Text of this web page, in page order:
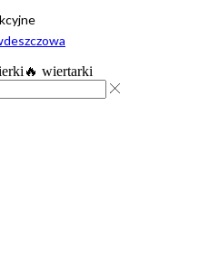
🔥 wiertarki